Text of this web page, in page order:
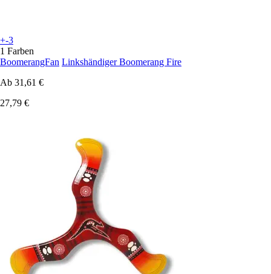
+-3
1 Farben
BoomerangFan Linkshändiger Boomerang Fire
Ab 31,61 €
27,79 €